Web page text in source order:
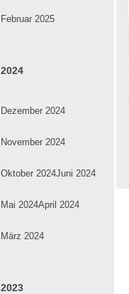
Februar 2025
2024
Dezember 2024
November 2024
Oktober 2024Juni 2024
Mai 2024April 2024
März 2024
2023